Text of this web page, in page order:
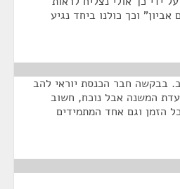
וכך כולנו ביחד נגיע
בבקשה חבר הכנסת יוראי להב
המשנה אבל נוכח, חשוב
הזמן וגם אחד המתמידים